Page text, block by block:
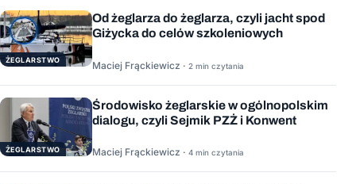
ŻEGLARSTWO
Od żeglarza do żeglarza, czyli jacht spod
Giżycka do celów szkoleniowych
Maciej Frąckiewicz · 2 min czytania
ŻEGLARSTWO
Środowisko żeglarskie w ogólnopolskim
dialogu, czyli Sejmik PZŻ i Konwent
Maciej Frąckiewicz · 4 min czytania